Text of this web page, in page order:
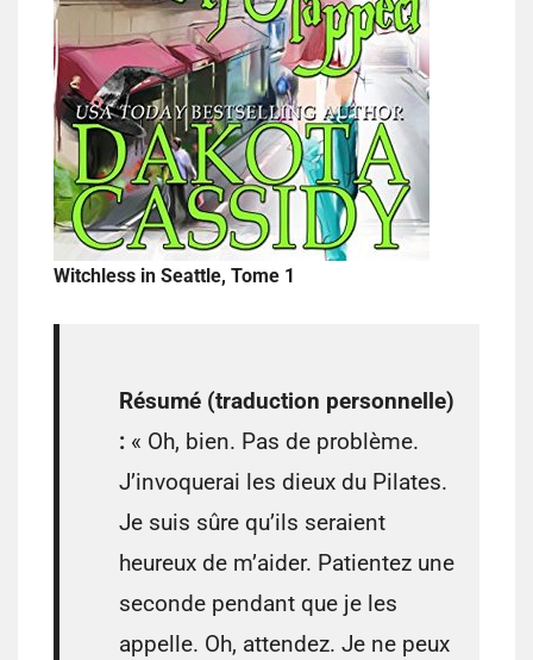
Witchless in Seattle, Tome 1
Résumé (traduction personnelle)
: « Oh, bien. Pas de problème.
J’invoquerai les dieux du Pilates.
Je suis sûre qu’ils seraient
heureux de m’aider. Patientez une
seconde pendant que je les
appelle. Oh, attendez. Je ne peux